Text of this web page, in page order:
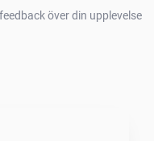
över din upplevelse